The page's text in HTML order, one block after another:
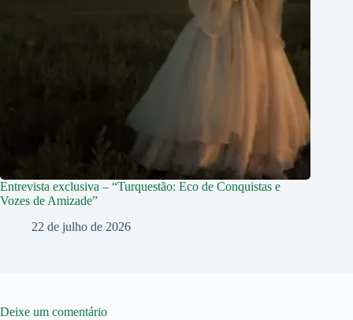
Entrevista exclusiva – “Turquestão: Eco de Conquistas e
Vozes de Amizade”
22 de julho de 2026
Deixe um comentário